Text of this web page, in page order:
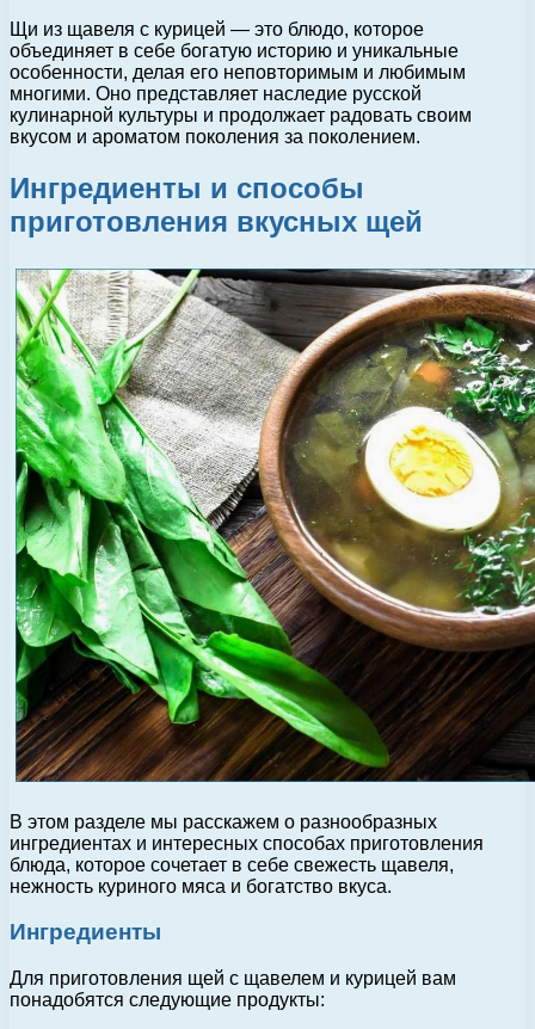
Щи из щавеля с курицей — это блюдо, которое
объединяет в себе богатую историю и уникальные
особенности, делая его неповторимым и любимым
многими. Оно представляет наследие русской
кулинарной культуры и продолжает радовать своим
вкусом и ароматом поколения за поколением.
Ингредиенты и способы
приготовления вкусных щей
В этом разделе мы расскажем о разнообразных
ингредиентах и интересных способах приготовления
блюда, которое сочетает в себе свежесть щавеля,
нежность куриного мяса и богатство вкуса.
Ингредиенты
Для приготовления щей с щавелем и курицей вам
понадобятся следующие продукты: